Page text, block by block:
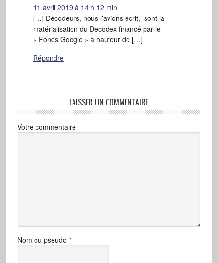
11 avril 2019 à 14 h 12 min
[…] Décodeurs, nous l’avions écrit, sont la
matérialisation du Decodex financé par le
« Fonds Google » à hauteur de […]
Répondre
LAISSER UN COMMENTAIRE
Votre commentaire
Nom ou pseudo *